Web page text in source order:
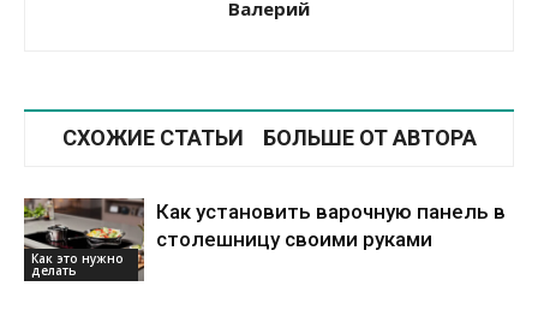
Валерий
СХОЖИЕ СТАТЬИ БОЛЬШЕ ОТ АВТОРА
Как это нужно
делать
Как установить варочную панель в
столешницу своими руками